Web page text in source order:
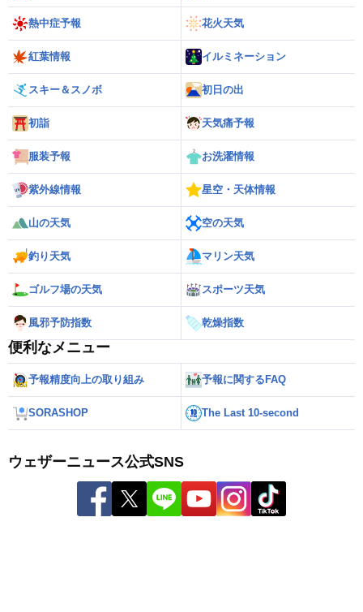
熱中症予報 花火天気
紅葉情報 イルミネーション
スキー＆スノボ 初日の出
初詣 天気痛予報
服装予報 お洗濯情報
紫外線情報 星空・天体情報
山の天気 空の天気
釣り天気 マリン天気
ゴルフ場の天気 スポーツ天気
風邪予防指数 乾燥指数
便利なメニュー
予報精度向上の取り組み 予報に関するFAQ
SORASHOP The Last 10-second
ウェザーニュース公式SNS